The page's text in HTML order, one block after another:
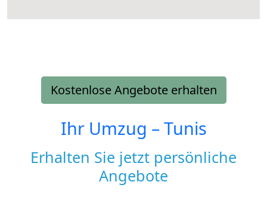
Kostenlose Angebote erhalten
Ihr Umzug –Tunis
Erhalten Sie jetzt persönliche
Angebote